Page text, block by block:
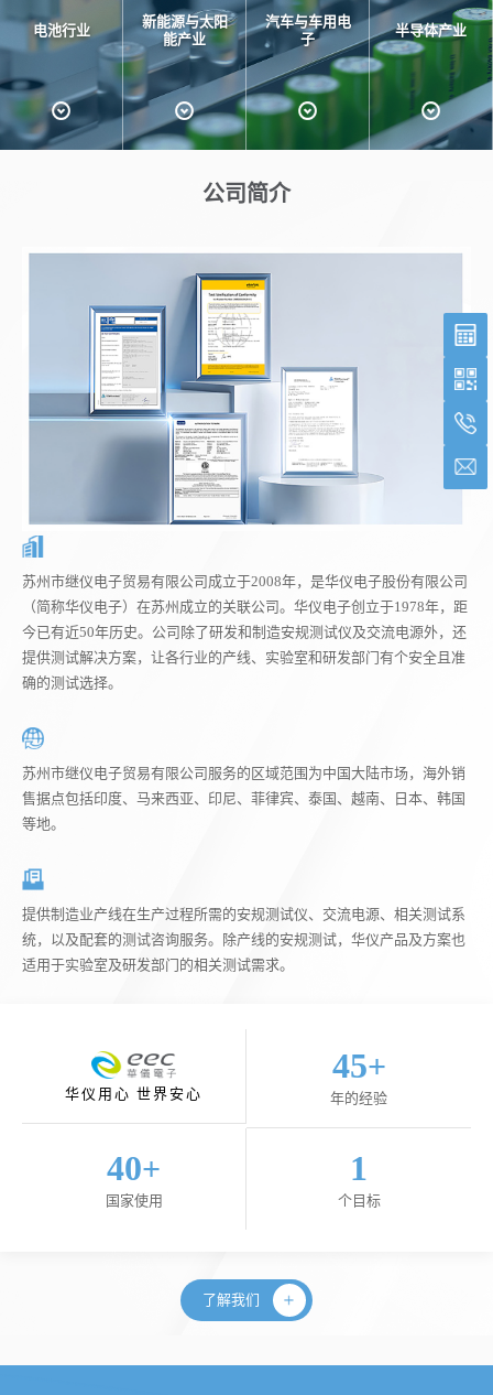
电池行业
新能源与太阳
能产业
汽车与车用电
子
半导体产业
公司简介
苏州市继仪电子贸易有限公司成立于2008年，是华仪电子股份有限公司
（简称华仪电子）在苏州成立的关联公司。华仪电子创立于1978年，距
今已有近50年历史。公司除了研发和制造安规测试仪及交流电源外，还
提供测试解决方案，让各行业的产线、实验室和研发部门有个安全且准
确的测试选择。
苏州市继仪电子贸易有限公司服务的区域范围为中国大陆市场，海外销
售据点包括印度、马来西亚、印尼、菲律宾、泰国、越南、日本、韩国
等地。
提供制造业产线在生产过程所需的安规测试仪、交流电源、相关测试系
统，以及配套的测试咨询服务。除产线的安规测试，华仪产品及方案也
适用于实验室及研发部门的相关测试需求。
华仪用心 世界安心
45+
年的经验
40+
国家使用
1
个目标
了解我们